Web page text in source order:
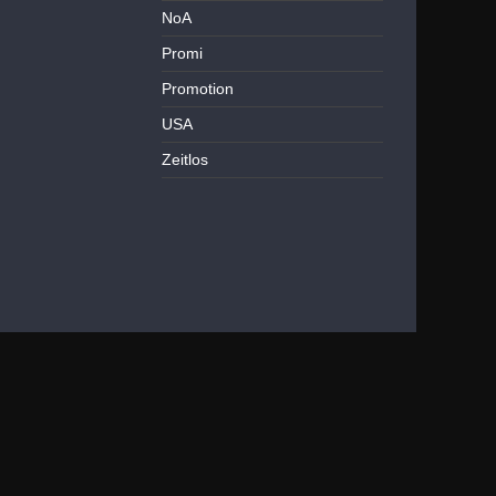
NoA
Promi
Promotion
USA
Zeitlos